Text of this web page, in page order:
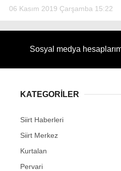
ŞIRVAN
GÜNDEM
NÖBETÇI ECZANELER
06 Kasım 2019 Çarşamba 15:22
Sosyal medya
KATEGORİLER
Siirt Haberleri
Siirt Merkez
Kurtalan
Pervari